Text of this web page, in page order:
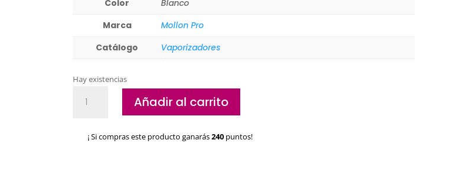
Color
Blanco
Marca
Mollon Pro
Catálogo
Vaporizadores
Hay existencias
Mollon
Añadir al carrito
¡ Si compras este producto ganarás240 puntos!